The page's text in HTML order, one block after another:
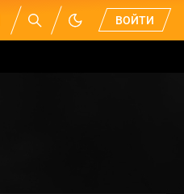
ВОЙТИ